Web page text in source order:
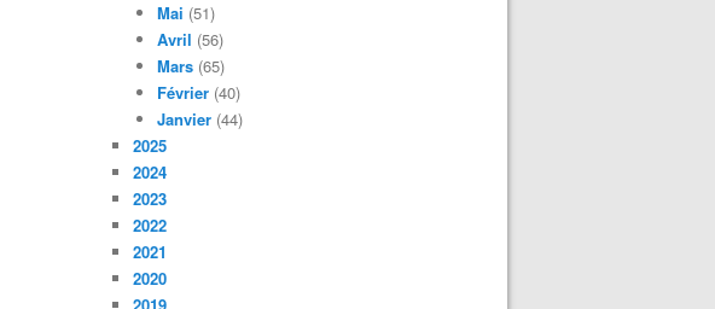
Mai (51)
Avril (56)
Mars (65)
Février (40)
Janvier (44)
2025
2024
2023
2022
2021
2020